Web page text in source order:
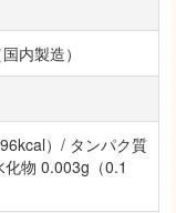
内製造）
）/ タンパク質
物 0.003g（0.1